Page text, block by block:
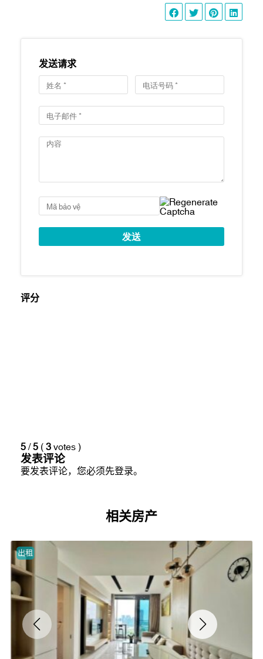
phòng yoga, sauna,
phòng yoga, hầm
110 m2
3 phòng ngủ: 155 –
182 m2
4 phòng ngủ: 220-
230 m2
Penthouse: 407m2
Thời gian bàn giao
Tháng 8/2022
mang đến không gian
发送请求
评分
5/5 (3votes)
发表评论
要发表评论，您必须先登录。
相关房产
出租